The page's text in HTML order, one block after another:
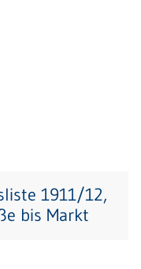
1911/12,
bis Markt